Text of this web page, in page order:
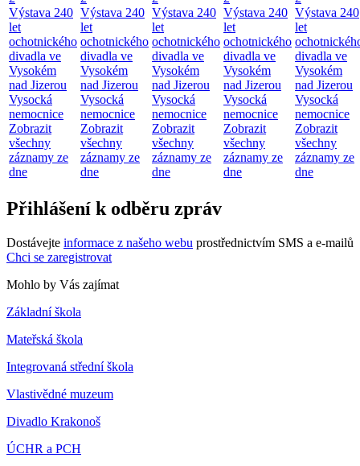
Výstava 240
let
ochotnického
divadla ve
Vysokém
nad Jizerou
Vysocká
nemocnice
Zobrazit
všechny
záznamy ze
dne
Výstava 240
let
ochotnického
divadla ve
Vysokém
nad Jizerou
Vysocká
nemocnice
Zobrazit
všechny
záznamy ze
dne
Výstava 240
let
ochotnického
divadla ve
Vysokém
nad Jizerou
Vysocká
nemocnice
Zobrazit
všechny
záznamy ze
dne
Výstava 240
let
ochotnického
divadla ve
Vysokém
nad Jizerou
Vysocká
nemocnice
Zobrazit
všechny
záznamy ze
dne
Výstava 240
let
divadla ve
Vysokém
nad Jizerou
Vysocká
nemocnice
Zobrazit
všechny
záznamy ze
dne
Přihlášení k odběru zpráv
Dostávejte informace z našeho webu prostřednictvím SMS a e-mailů
Chci se zaregistrovat
Mohlo by Vás zajímat
Základní škola
Mateřská škola
Integrovaná střední škola
Vlastivědné muzeum
Divadlo Krakonoš
ÚCHR a PCH